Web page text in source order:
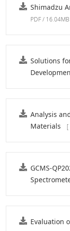
Shimadzu
PDF /
Solutions
Analysis
Materials
[
GCMS-
Evaluation